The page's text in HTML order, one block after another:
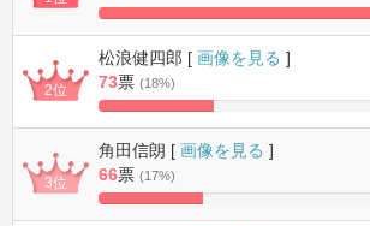
100%
2位
松浪健四郎 [ 画像を見る ]
73票 (18%)
34.11214953271%
3位
角田信朗 [ 画像を見る ]
66票 (17%)
30.841121495327%